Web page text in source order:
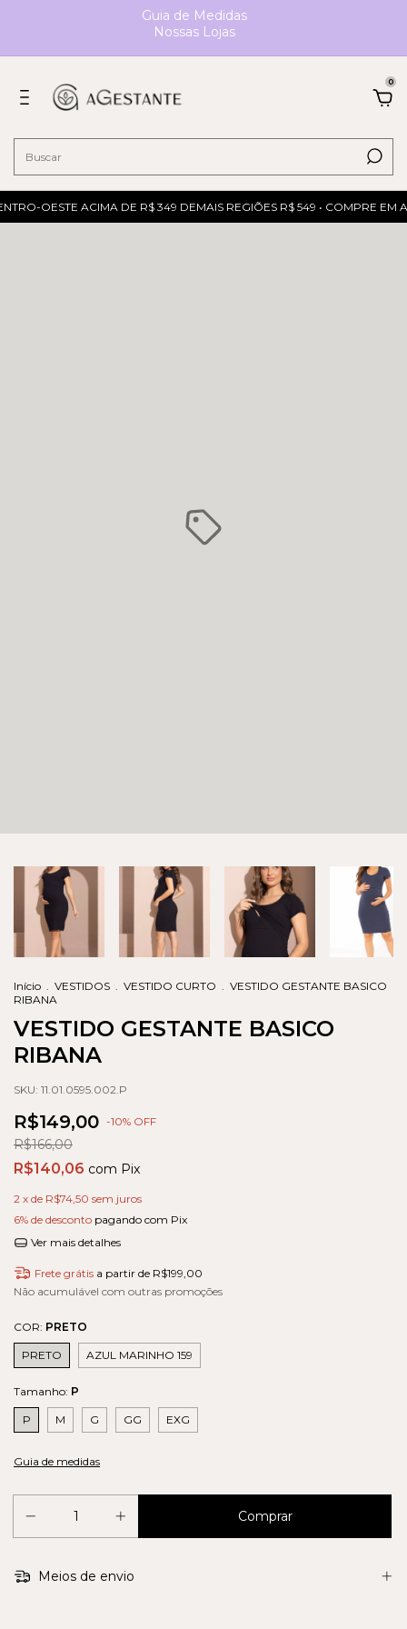
Guia de Medidas
Nossas Lojas
0
OESTE ACIMA DE R$ 349 DEMAIS REGIÕES R$ 549 • COMPRE EM
Início . VESTIDOS . VESTIDO CURTO . VESTIDO GESTANTE BASICO
RIBANA
VESTIDO GESTANTE BASICO
RIBANA
SKU: 11.01.0595.002.P
R$149,00 -10% OFF
R$166,00
R$140,06 com Pix
2 x de R$74,50 sem juros
6% de desconto pagando com Pix
Ver mais detalhes
Frete grátis a partir de R$199,00
Não acumulável com outras promoções
COR: PRETO
PRETO AZUL MARINHO 159
Tamanho: P
P M G GG EXG
Guia de medidas
Meios de envio